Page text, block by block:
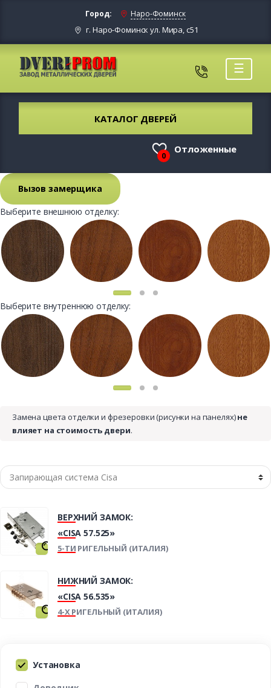
Город: Наро-Фоминск
г. Наро-Фоминск ул. Мира, с51
☰
КАТАЛОГ ДВЕРЕЙ
0
Отложенные
Вызов замерщика
Выберите внешнюю отделку:
Выберите внутреннюю отделку:
Замена цвета отделки и фрезеровки (рисунки на панелях)не
влияет на стоимость двери.
ВЕРХНИЙ ЗАМОК:
«CISA 57.525»
5-ТИ РИГЕЛЬНЫЙ (ИТАЛИЯ)
НИЖНИЙ ЗАМОК:
«CISA 56.535»
4-Х РИГЕЛЬНЫЙ (ИТАЛИЯ)
Установка